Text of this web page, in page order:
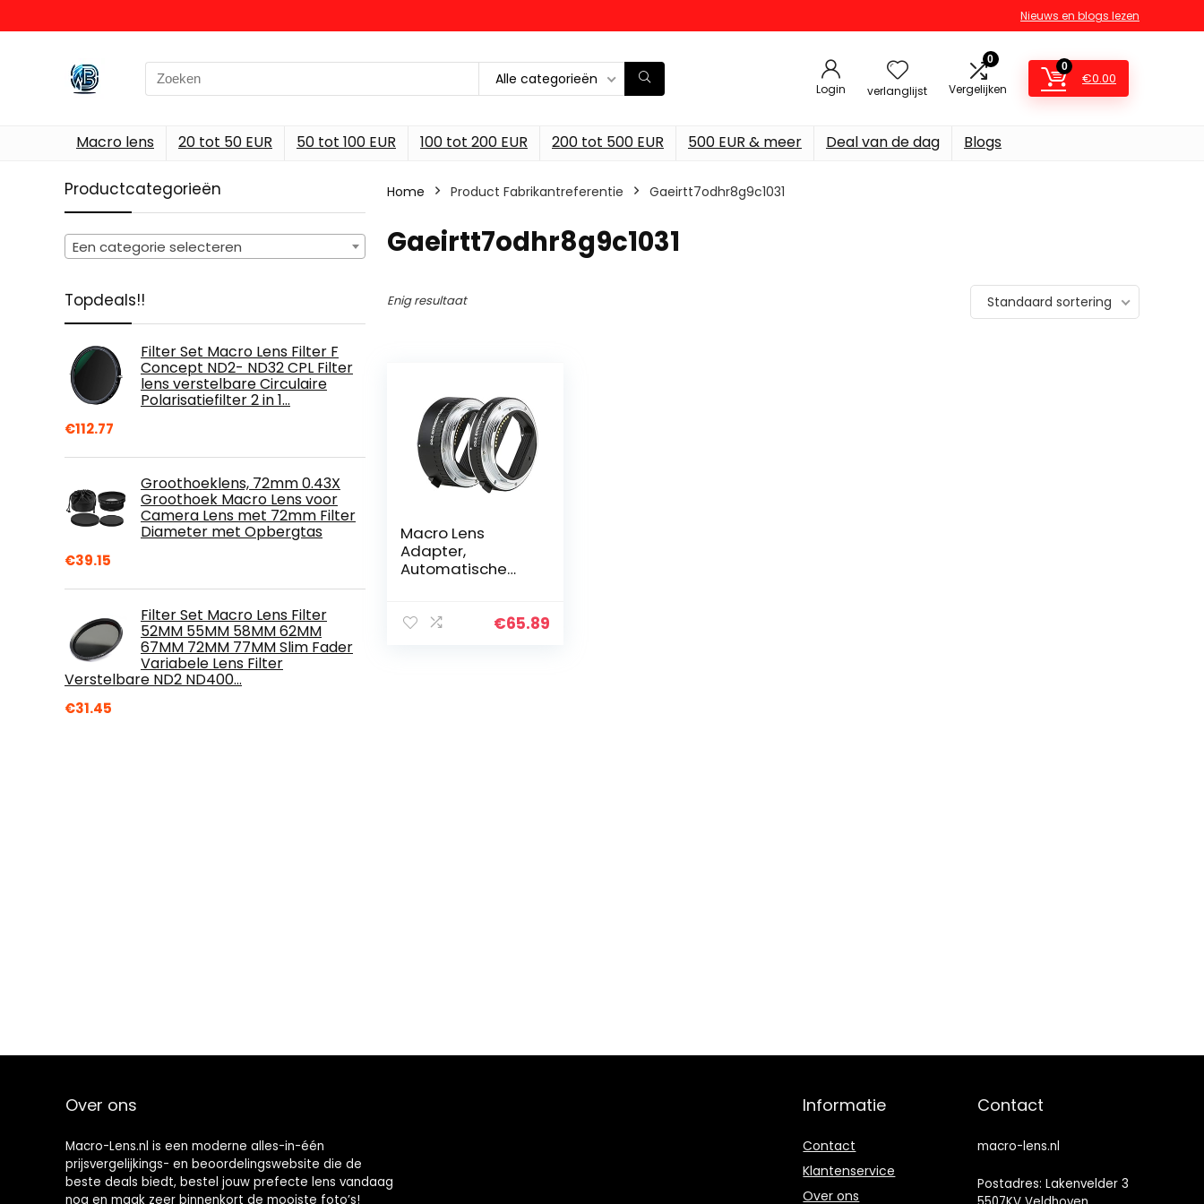
Nieuws en blogs lezen
Search
for:
Alle categorieën
Login verlanglijst
0
Vergelijken
0
€0.00
Macro lens 20 tot 50 EUR 50 tot 100 EUR 100 tot 200 EUR 200 tot 500 EUR 500 EUR & meer Deal van de dag Blogs
Productcategorieën
Een categorie selecteren
Topdeals!!
Filter Set Macro Lens Filter F
Concept ND2- ND32 CPL Filter
lens verstelbare Circulaire
Polarisatiefilter 2 in 1…
€112.77
Groothoeklens, 72mm 0.43X
Groothoek Macro Lens voor
Camera Lens met 72mm Filter
Diameter met Opbergtas
€39.15
Filter Set Macro Lens Filter
52MM 55MM 58MM 62MM
67MM 72MM 77MM Slim Fader
Variabele Lens Filter
Verstelbare ND2 ND400…
€31.45
Home Product Fabrikantreferentie ‎Gaeirtt7odhr8g9c1031
‎Gaeirtt7odhr8g9c1031
Enig resultaat Standaard sortering
Macro Lens
Adapter,
Automatische
Informatie
€65.89
Over ons
Macro-Lens.nl is een moderne alles-in-één
prijsvergelijkings- en beoordelingswebsite die de
beste deals biedt, bestel jouw prefecte lens vandaag
nog en maak zeer binnenkort de mooiste foto’s!
Informatie
Contact
Klantenservice
Over ons
Contact
macro-lens.nl
Postadres: Lakenvelder 3